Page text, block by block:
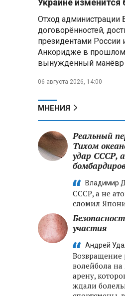
Президент
к визиту в
Алжира
300 жителей
неизвестной
Второй
вновь вышел на
мощность после
оборудования
Украине
Отход администрации
договорённостей,
президентами
Анкоридже в прошлом
вынужденный манёвр
06 августа 2026, 14:00
МНЕНИЯ
Реальный
Тихом
удар СССР,
Владимир
СССР, а не
сломил
участия
Андрей
Возвращение
волейбола
арену,
ждали